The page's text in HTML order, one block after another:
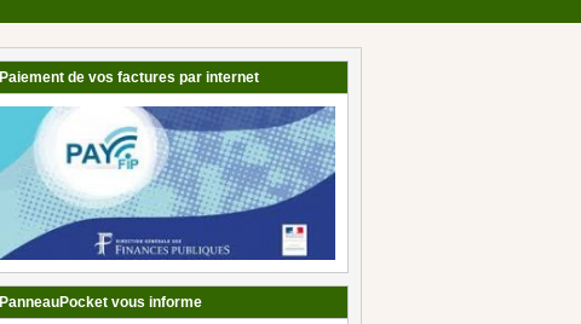
Paiement de vos factures par internet
PanneauPocket vous informe